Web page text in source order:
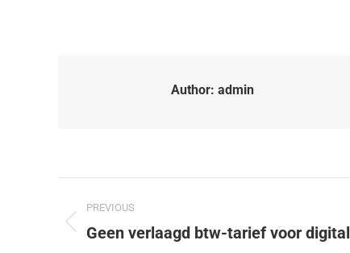
Author: admin
PREVIOUS
Geen verlaagd btw-tarief voor